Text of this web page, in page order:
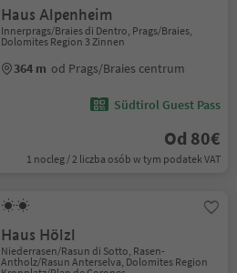
Haus Alpenheim
Innerprags/Braies di Dentro, Prags/Braies,
Dolomites Region 3 Zinnen
364 m od Prags/Braies centrum
Südtirol Guest Pass
Od 80€
1 nocleg / 2 liczba osób w tym podatek VAT
Haus Hölzl
Niederrasen/Rasun di Sotto, Rasen-
Antholz/Rasun Anterselva, Dolomites Region